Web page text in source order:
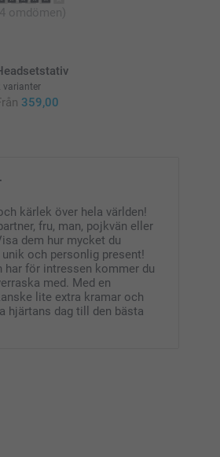
omdömen)
varianter
359,00
kärlek över hela världen!
fru, man, pojkvän eller
dem hur mycket du
och personlig present!
har för intressen kommer du
med. Med en
lite extra kramar och
hjärtans dag till den bästa